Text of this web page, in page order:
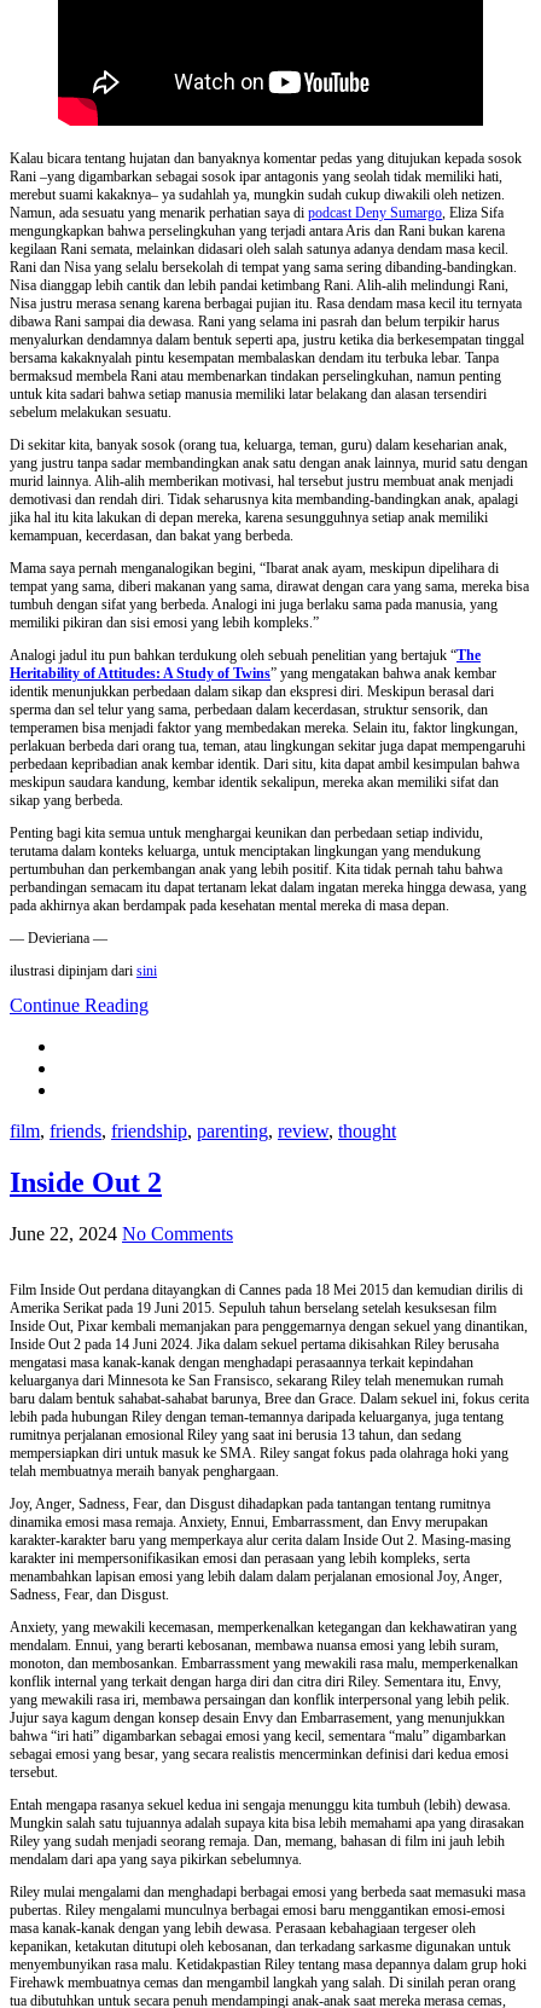
Kalau bicara tentang hujatan dan banyaknya komentar pedas yang ditujukan kepada sosok
Rani –yang digambarkan sebagai sosok ipar antagonis yang seolah tidak memiliki hati,
merebut suami kakaknya– ya sudahlah ya, mungkin sudah cukup diwakili oleh netizen.
Namun, ada sesuatu yang menarik perhatian saya di podcast Deny Sumargo, Eliza Sifa
mengungkapkan bahwa perselingkuhan yang terjadi antara Aris dan Rani bukan karena
kegilaan Rani semata, melainkan didasari oleh salah satunya adanya dendam masa kecil.
Rani dan Nisa yang selalu bersekolah di tempat yang sama sering dibanding-bandingkan.
Nisa dianggap lebih cantik dan lebih pandai ketimbang Rani. Alih-alih melindungi Rani,
Nisa justru merasa senang karena berbagai pujian itu. Rasa dendam masa kecil itu ternyata
dibawa Rani sampai dia dewasa. Rani yang selama ini pasrah dan belum terpikir harus
menyalurkan dendamnya dalam bentuk seperti apa, justru ketika dia berkesempatan tinggal
bersama kakaknyalah pintu kesempatan membalaskan dendam itu terbuka lebar. Tanpa
bermaksud membela Rani atau membenarkan tindakan perselingkuhan, namun penting
untuk kita sadari bahwa setiap manusia memiliki latar belakang dan alasan tersendiri
sebelum melakukan sesuatu.
Di sekitar kita, banyak sosok (orang tua, keluarga, teman, guru) dalam keseharian anak,
yang justru tanpa sadar membandingkan anak satu dengan anak lainnya, murid satu dengan
murid lainnya. Alih-alih memberikan motivasi, hal tersebut justru membuat anak menjadi
demotivasi dan rendah diri. Tidak seharusnya kita membanding-bandingkan anak, apalagi
jika hal itu kita lakukan di depan mereka, karena sesungguhnya setiap anak memiliki
kemampuan, kecerdasan, dan bakat yang berbeda.
Mama saya pernah menganalogikan begini, “Ibarat anak ayam, meskipun dipelihara di
tempat yang sama, diberi makanan yang sama, dirawat dengan cara yang sama, mereka bisa
tumbuh dengan sifat yang berbeda. Analogi ini juga berlaku sama pada manusia, yang
memiliki pikiran dan sisi emosi yang lebih kompleks.”
Analogi jadul itu pun bahkan terdukung oleh sebuah penelitian yang bertajuk “The
Heritability of Attitudes: A Study of Twins” yang mengatakan bahwa anak kembar
identik menunjukkan perbedaan dalam sikap dan ekspresi diri. Meskipun berasal dari
sperma dan sel telur yang sama, perbedaan dalam kecerdasan, struktur sensorik, dan
temperamen bisa menjadi faktor yang membedakan mereka. Selain itu, faktor lingkungan,
perlakuan berbeda dari orang tua, teman, atau lingkungan sekitar juga dapat mempengaruhi
perbedaan kepribadian anak kembar identik. Dari situ, kita dapat ambil kesimpulan bahwa
meskipun saudara kandung, kembar identik sekalipun, mereka akan memiliki sifat dan
sikap yang berbeda.
Penting bagi kita semua untuk menghargai keunikan dan perbedaan setiap individu,
terutama dalam konteks keluarga, untuk menciptakan lingkungan yang mendukung
pertumbuhan dan perkembangan anak yang lebih positif. Kita tidak pernah tahu bahwa
perbandingan semacam itu dapat tertanam lekat dalam ingatan mereka hingga dewasa, yang
pada akhirnya akan berdampak pada kesehatan mental mereka di masa depan.
— Devieriana —
ilustrasi dipinjam dari sini
Continue Reading
film, friends, friendship, parenting, review, thought
Inside Out 2
June 22, 2024 No Comments
Film Inside Out perdana ditayangkan di Cannes pada 18 Mei 2015 dan kemudian dirilis di
Amerika Serikat pada 19 Juni 2015. Sepuluh tahun berselang setelah kesuksesan film
Inside Out, Pixar kembali memanjakan para penggemarnya dengan sekuel yang dinantikan,
Inside Out 2 pada 14 Juni 2024. Jika dalam sekuel pertama dikisahkan Riley berusaha
mengatasi masa kanak-kanak dengan menghadapi perasaannya terkait kepindahan
keluarganya dari Minnesota ke San Fransisco, sekarang Riley telah menemukan rumah
baru dalam bentuk sahabat-sahabat barunya, Bree dan Grace. Dalam sekuel ini, fokus cerita
lebih pada hubungan Riley dengan teman-temannya daripada keluarganya, juga tentang
rumitnya perjalanan emosional Riley yang saat ini berusia 13 tahun, dan sedang
mempersiapkan diri untuk masuk ke SMA. Riley sangat fokus pada olahraga hoki yang
telah membuatnya meraih banyak penghargaan.
Joy, Anger, Sadness, Fear, dan Disgust dihadapkan pada tantangan tentang rumitnya
dinamika emosi masa remaja. Anxiety, Ennui, Embarrassment, dan Envy merupakan
karakter-karakter baru yang memperkaya alur cerita dalam Inside Out 2. Masing-masing
karakter ini mempersonifikasikan emosi dan perasaan yang lebih kompleks, serta
menambahkan lapisan emosi yang lebih dalam dalam perjalanan emosional Joy, Anger,
Sadness, Fear, dan Disgust.
Anxiety, yang mewakili kecemasan, memperkenalkan ketegangan dan kekhawatiran yang
mendalam. Ennui, yang berarti kebosanan, membawa nuansa emosi yang lebih suram,
monoton, dan membosankan. Embarrassment yang mewakili rasa malu, memperkenalkan
konflik internal yang terkait dengan harga diri dan citra diri Riley. Sementara itu, Envy,
yang mewakili rasa iri, membawa persaingan dan konflik interpersonal yang lebih pelik.
Jujur saya kagum dengan konsep desain Envy dan Embarrasement, yang menunjukkan
bahwa “iri hati” digambarkan sebagai emosi yang kecil, sementara “malu” digambarkan
sebagai emosi yang besar, yang secara realistis mencerminkan definisi dari kedua emosi
tersebut.
Entah mengapa rasanya sekuel kedua ini sengaja menunggu kita tumbuh (lebih) dewasa.
Mungkin salah satu tujuannya adalah supaya kita bisa lebih memahami apa yang dirasakan
Riley yang sudah menjadi seorang remaja. Dan, memang, bahasan di film ini jauh lebih
mendalam dari apa yang saya pikirkan sebelumnya.
Riley mulai mengalami dan menghadapi berbagai emosi yang berbeda saat memasuki masa
pubertas. Riley mengalami munculnya berbagai emosi baru menggantikan emosi-emosi
masa kanak-kanak dengan yang lebih dewasa. Perasaan kebahagiaan tergeser oleh
kepanikan, ketakutan ditutupi oleh kebosanan, dan terkadang sarkasme digunakan untuk
menyembunyikan rasa malu. Ketidakpastian Riley tentang masa depannya dalam grup hoki
Firehawk membuatnya cemas dan mengambil langkah yang salah. Di sinilah peran orang
tua dibutuhkan untuk secara penuh mendampingi anak-anak saat mereka merasa cemas,